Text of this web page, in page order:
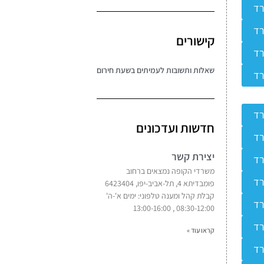
קישורים
שאלות ותשובות לעמיתים בשעת חירום
חדשות ועדכונים
יצירת קשר
משרדי הקופה נמצאים ברחוב
פומבדיתא 4, תל-אביב-יפו, 6423404
קבלת קהל ומענה טלפוני: ימים א'-ה'
08:30-12:00 , 13:00-16:00
קראו עוד »